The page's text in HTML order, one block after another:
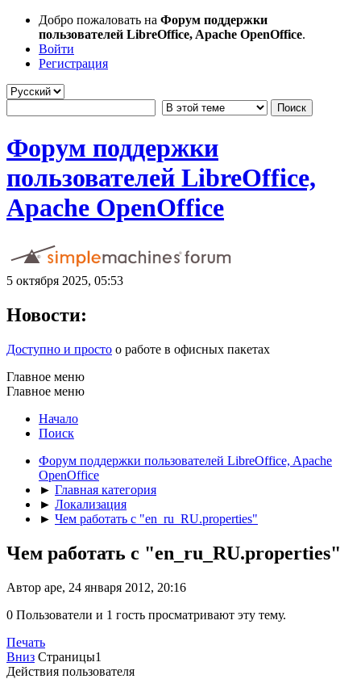
Добро пожаловать на Форум поддержки
пользователей LibreOffice, Apache OpenOffice.
Войти
Регистрация
Форум поддержки
пользователей LibreOffice,
Apache OpenOffice
5 октября 2025, 05:53
Новости:
Доступно и просто о работе в офисных пакетах
Главное меню
Главное меню
Начало
Поиск
Форум поддержки пользователей LibreOffice, Apache
OpenOffice
► Главная категория
► Локализация
► Чем работать с "en_ru_RU.properties"
Чем работать с "en_ru_RU.properties"
Автор ape, 24 января 2012, 20:16
0 Пользователи и 1 гость просматривают эту тему.
Печать
Вниз Страницы1
Действия пользователя